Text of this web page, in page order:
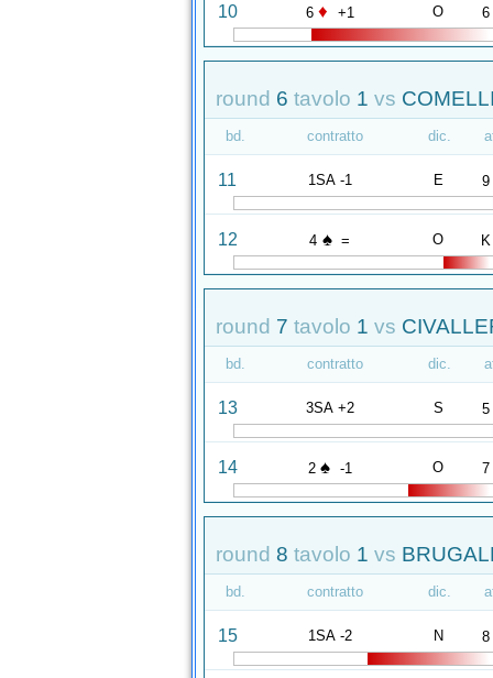
10 6 ♦ +1 O 6
round 6 tavolo 1 vs
bd. contratto dic.
11 1SA -1 E 9
12 4 ♠ = O K
round 7 tavolo 1 vs
bd. contratto dic.
13 3SA +2 S 5
14 2 ♠ -1 O 7
round 8 tavolo 1 vs
bd. contratto dic.
15 1SA -2 N 8